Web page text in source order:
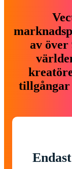
av över
tillgångar